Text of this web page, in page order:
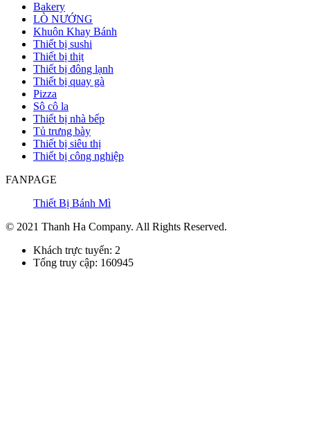
Bakery
LÒ NƯỚNG
Khuôn Khay Bánh
Thiết bị sushi
Thiết bị thịt
Thiết bị đông lạnh
Thiết bị quay gà
Pizza
Sô cô la
Thiết bị nhà bếp
Tủ trưng bày
Thiết bị siêu thị
Thiết bị công nghiệp
FANPAGE
Thiết Bị Bánh Mì
© 2021 Thanh Ha Company. All Rights Reserved.
Khách trực tuyến: 2
Tổng truy cập: 160945